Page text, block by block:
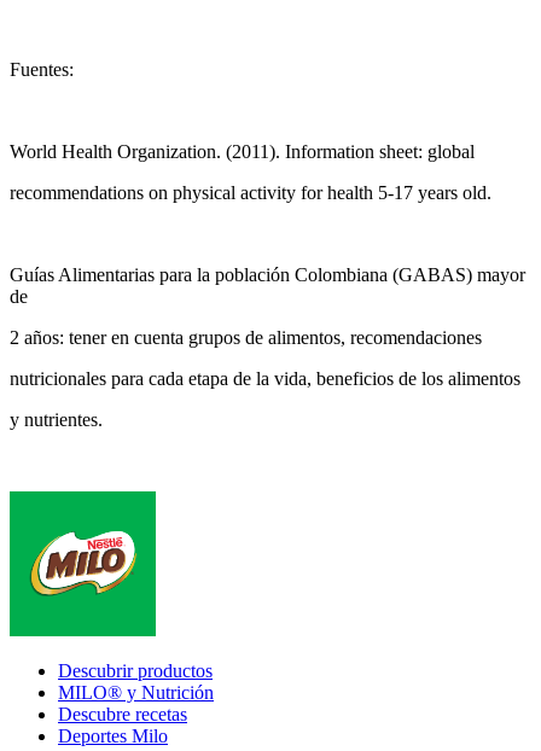
Fuentes:
World Health Organization. (2011). Information sheet: global
recommendations on physical activity for health 5-17 years old.
Guías Alimentarias para la población Colombiana (GABAS) mayor
de
2 años: tener en cuenta grupos de alimentos, recomendaciones
nutricionales para cada etapa de la vida, beneficios de los alimentos
y nutrientes.
Footer
Descubrir productos
MILO® y Nutrición
Descubre recetas
Deportes Milo